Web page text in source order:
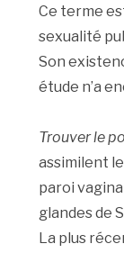
Ce terme
sexualité
Son
étude n’a
Trouver le
assimilent
paroi
glandes de
La plus